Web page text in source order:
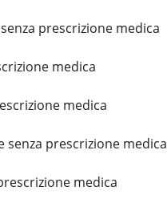
prescrizione medica
medica
medica
senza prescrizione medica
medica